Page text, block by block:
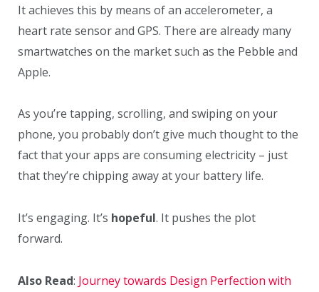
It achieves this by means of an accelerometer, a
heart rate sensor and GPS. There are already many
smartwatches on the market such as the Pebble and
Apple.
As you’re tapping, scrolling, and swiping on your
phone, you probably don’t give much thought to the
fact that your apps are consuming electricity – just
that they’re chipping away at your battery life.
It’s engaging. It’s hopeful. It pushes the plot
forward.
Also Read: Journey towards Design Perfection with